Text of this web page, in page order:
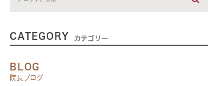
CATEGORY カテゴリー
BLOG
院長ブログ